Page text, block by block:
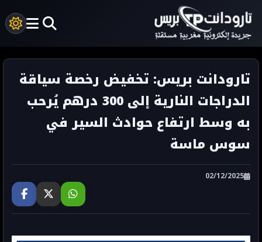
تارودانت بريس: تخفيض رخصة سياقة
الدراجات النارية إلى 300 درهم يُرحب
به وسط ارتفاع حوادث السير في
سوس ماسة
02/12/2025